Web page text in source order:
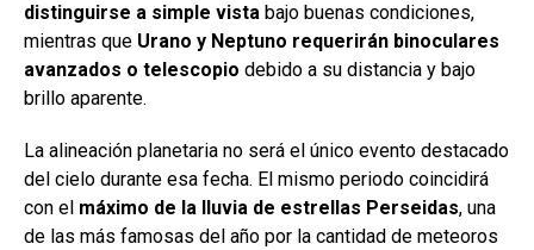
distinguirse a simple vista bajo buenas condiciones,
mientras que Urano y Neptuno requerirán binoculares
avanzados o telescopio debido a su distancia y bajo
brillo aparente.
La alineación planetaria no será el único evento destacado
del cielo durante esa fecha. El mismo periodo coincidirá
con el máximo de la lluvia de estrellas Perseidas, una
de las más famosas del año por la cantidad de meteoros